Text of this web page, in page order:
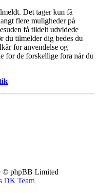
Det tager kun få
flere muligheder på
få tildelt udvidede
du tilmelder dig bedes du
for anvendelse og
for de forskellige fora når du
© phpBB Limited
DK Team